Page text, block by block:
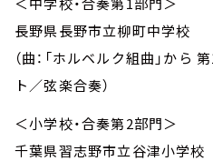
長野県長野市立柳町中学校
（曲：「ホルベルク組曲」から
ト／弦楽合奏）
＜小学校・合奏第2部門＞
千葉県習志野市立谷津小学校